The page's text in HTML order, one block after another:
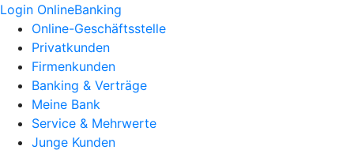
Login OnlineBanking
Online-Geschäftsstelle
Privatkunden
Firmenkunden
Banking & Verträge
Meine Bank
Service & Mehrwerte
Junge Kunden